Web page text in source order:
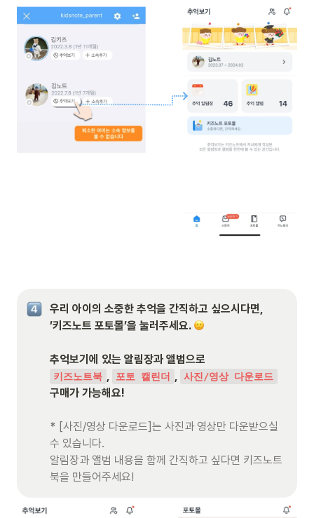
우리 아이의 소중한 추억을 간직하고 싶으시다면,
’키즈노트 포토몰’을 눌러주세요.
키즈노트북 , 포토 캘린더 , 사진/영상 다운로드
구매가 가능해요!
* [사진/영상 다운로드]는 사진과 영상만 다운받으실
수 있습니다.
알림장과 앨범 내용을 함께 간직하고 싶다면 키즈노트
북을 만들어주세요!